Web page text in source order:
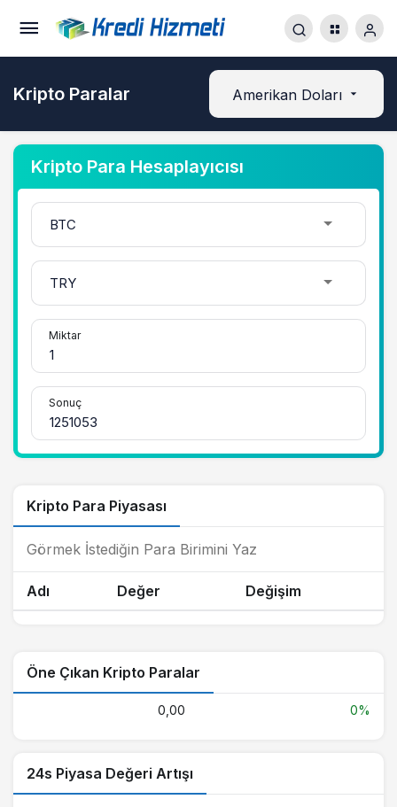
Kripto Paralar Amerikan Doları
Kripto Para Hesaplayıcısı
Miktar
Sonuç
Kripto Para Piyasası
Adı Değer Değişim
Öne Çıkan Kripto Paralar
0,00 0%
24s Piyasa Değeri Artışı